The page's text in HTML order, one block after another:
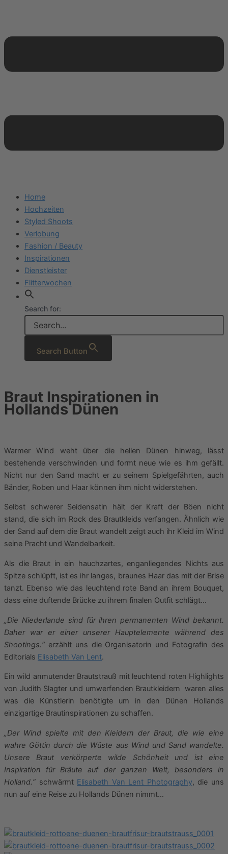
Home
Hochzeiten
Styled Shoots
Verlobung
Fashion / Beauty
Inspirationen
Dienstleister
Flitterwochen
Search for:
Search Button
Braut Inspirationen in
Hollands Dünen
Warmer Wind weht über die hellen Dünen hinweg, lässt
bestehende verschwinden und formt neue wie es ihm gefällt.
Nicht nur den Sand macht er zu seinem Spielgefährten, auch
Bänder, Roben und Haar können ihm nicht widerstehen.
Selbst schwerer Seidensatin hält der Kraft der Böen nicht
stand, die sich im Rock des Brautkleids verfangen. Ähnlich wie
der Sand auf dem die Braut wandelt zeigt auch ihr Kleid im Wind
seine Pracht und Wandelbarkeit.
Als die Braut in ein hauchzartes, enganliegendes Nichts aus
Spitze schlüpft, ist es ihr langes, braunes Haar das mit der Brise
tanzt. Ebenso wie das leuchtend rote Band an ihrem Bouquet,
dass eine duftende Brücke zu ihrem finalen Outfit schlägt…
„Die Niederlande sind für ihren permanenten Wind bekannt.
Daher war er einer unserer Hauptelemente während des
Shootings.“ erzählt uns die Organisatorin und Fotografin des
Editorials Elisabeth Van Lent.
Ein wild anmutender Brautstrauß mit leuchtend roten Highlights
von Judith Slagter und umwerfenden Brautkleidern waren alles
was die Künstlerin benötigte um in den Dünen Hollands
einzigartige Brautinspirationen zu schaffen.
„Der Wind spielte mit den Kleidern der Braut, die wie eine
wahre Göttin durch die Wüste aus Wind und Sand wandelte.
Unsere Braut verkörperte wilde Schönheit und ist eine
Inspiration für Bräute auf der ganzen Welt, besonders in
Holland.“ schwärmt Elisabeth Van Lent Photography, die uns
nun auf eine Reise zu Hollands Dünen nimmt…